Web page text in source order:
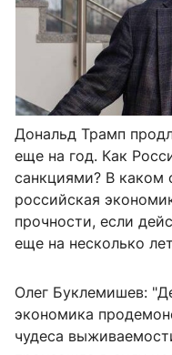
Дональд Трамп
еще на год. Как
санкциями? В каком
российская
прочности, если
еще на несколько
Олег Буклемишев:
экономика
чудеса